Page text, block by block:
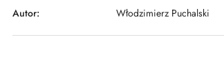
Autor: Włodzimierz Puchalski